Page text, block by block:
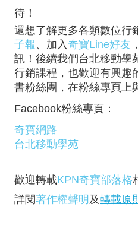
待！
還想了解更多各類數位行
子報 、加入 奇寶Line好友
訊！後續我們台北移動學
行銷課程，也歡迎有興趣
書粉絲團，在粉絲專頁上
Facebook粉絲專頁：
奇寶網路
台北移動學苑
歡迎轉載KPN奇寶部落格
詳閱著作權聲明 及轉載原